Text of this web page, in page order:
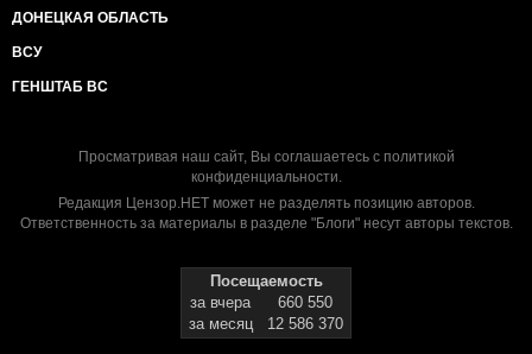
ДОНЕЦКАЯ ОБЛАСТЬ
ВСУ
ГЕНШТАБ ВС
Просматривая наш сайт, Вы соглашаетесь с политикой
конфиденциальности.
Редакция Цензор.НЕТ может не разделять позицию авторов.
Ответственность за материалы в разделе "Блоги" несут авторы текстов.
Посещаемость
за вчера
660 550
за месяц
12 586 370